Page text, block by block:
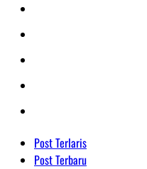
Post Terlaris
Post Terbaru